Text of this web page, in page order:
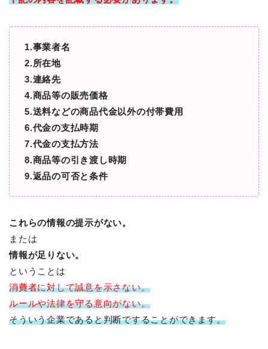
1.事業者名
2.所在地
3.連絡先
4.商品等の販売価格
5.送料などの商品代金以外の付帯費用
6.代金の支払時期
7.代金の支払方法
8.商品等の引き渡し時期
9.返品の可否と条件
これらの情報の提示がない。
または
情報が足りない。
ということは
消費者に対して誠意を示さない。
ルールや法律を守る意向がない。
そういう企業であると判断ですることができます。